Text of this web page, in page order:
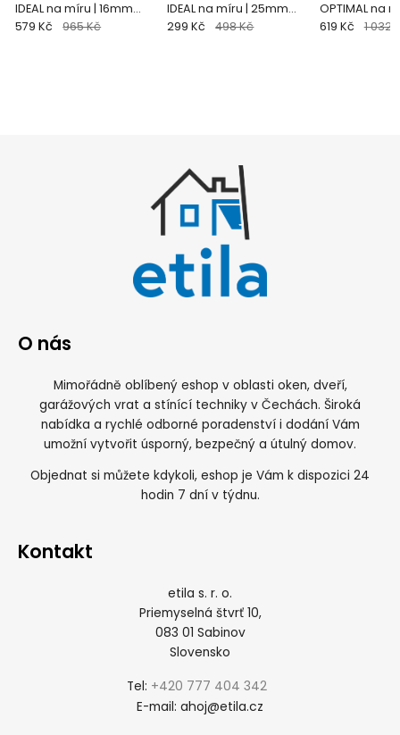
IDEAL na míru | 16mm
lamely
579 Kč 965 Kč
IDEAL na míru | 25mm
lamely
299 Kč 498 Kč
OPTIMAL na
lamely
619 Kč 1 032
O nás
Mimořádně oblíbený eshop v oblasti oken, dveří,
garážových vrat a stínící techniky v Čechách. Široká
nabídka a rychlé odborné poradenství i dodání Vám
umožní vytvořit úsporný, bezpečný a útulný domov.
Objednat si můžete kdykoli, eshop je Vám k dispozici 24
hodin 7 dní v týdnu.
Kontakt
etila s. r. o.
Priemyselná štvrť 10,
083 01 Sabinov
Slovensko
Tel: +420 777 404 342
E-mail: ahoj@etila.cz